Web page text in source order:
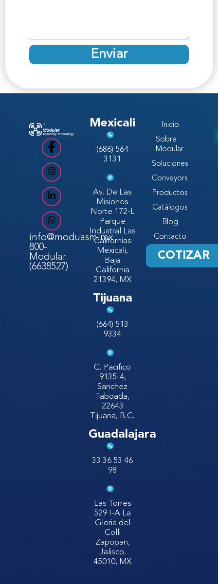
Enviar
info@moduasm.mx
800-
Modular
(6638527)
Mexicali
(686) 564
3131
Av. De Las
Misiones
Norte 172-L
Parque
Industral Las
Californias
Mexicali,
Baja
California
21394, MX
Tijuana
(664) 513
9334
C. Pacifico
9135-4,
Sanchez
Taboada,
22643
Tijuana, B.C.
Guadalajara
33 36 53 46
98
Las Torres
529 I-A La
Gloria del
Colli
Zapopan,
Jalisco.
45010, MX
Inicio
Sobre
Modular
Soluciones
Conveyors
Productos
Catálogos
Blog
Contacto
COTIZAR